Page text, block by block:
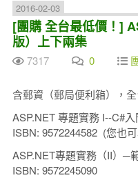
2016-02-03
[團購 全台最低價！]
版）上下兩集
7317 0
含郵資（郵局便利箱），
ASP.NET 專題實務 I--C#
ISBN: 9572244582 (您也
ASP.NET專題實務（II）─
ISBN: 9572245090